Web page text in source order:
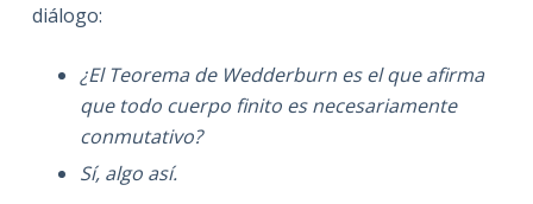
diálogo:
¿El Teorema de Wedderburn es el que afirma
que todo cuerpo finito es necesariamente
conmutativo?
Sí, algo así.